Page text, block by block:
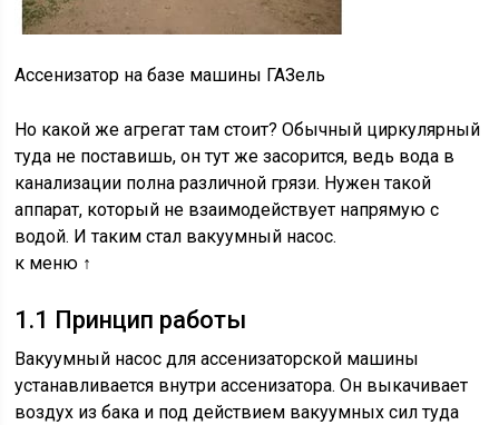
Ассенизатор на базе машины ГАЗель
Но какой же агрегат там стоит? Обычный циркулярный
туда не поставишь, он тут же засорится, ведь вода в
канализации полна различной грязи. Нужен такой
аппарат, который не взаимодействует напрямую с
водой. И таким стал вакуумный насос.
к меню ↑
1.1 Принцип работы
Вакуумный насос для ассенизаторской машины
устанавливается внутри ассенизатора. Он выкачивает
воздух из бака и под действием вакуумных сил туда